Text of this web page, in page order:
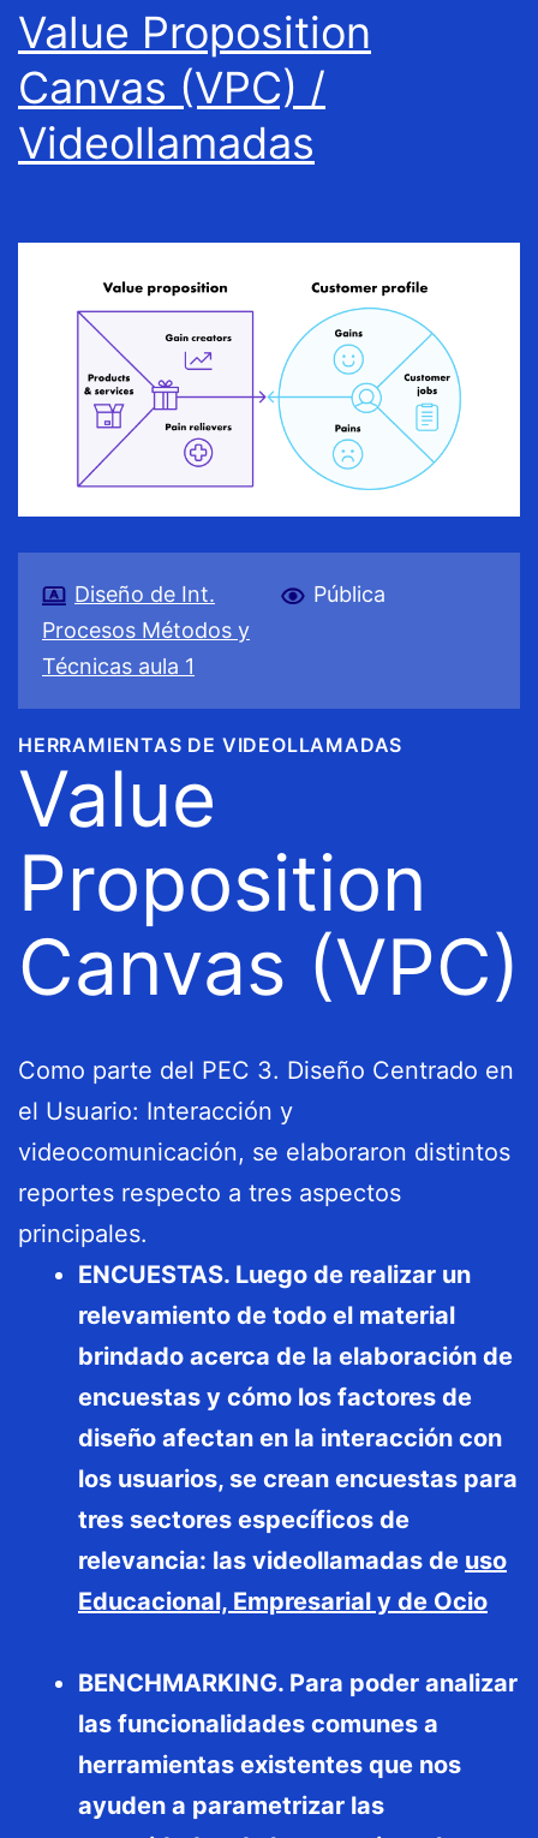
Value Proposition
Canvas (VPC) /
Videollamadas
Diseño de Int.
Procesos Métodos y
Técnicas aula 1
Pública
HERRAMIENTAS DE VIDEOLLAMADAS
Value
Proposition
Canvas (VPC)
Como parte del PEC 3. Diseño Centrado en
el Usuario: Interacción y
videocomunicación, se elaboraron distintos
reportes respecto a tres aspectos
principales.
ENCUESTAS. Luego de realizar un
relevamiento de todo el material
brindado acerca de la elaboración de
encuestas y cómo los factores de
diseño afectan en la interacción con
los usuarios, se crean encuestas para
tres sectores específicos de
relevancia: las videollamadas de uso
Educacional, Empresarial y de Ocio
BENCHMARKING. Para poder analizar
las funcionalidades comunes a
herramientas existentes que nos
ayuden a parametrizar las